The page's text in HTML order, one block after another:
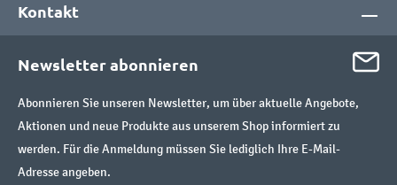
Kontakt
Newsletter abonnieren
Abonnieren Sie unseren Newsletter, um über aktuelle Angebote,
Aktionen und neue Produkte aus unserem Shop informiert zu
werden. Für die Anmeldung müssen Sie lediglich Ihre E-Mail-
Adresse angeben.